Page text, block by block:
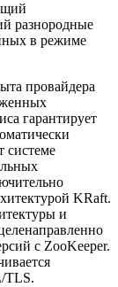
разнородные
в режиме
провайдера
гарантирует
системе
KRaft.
и
с ZooKeeper.
TLS.